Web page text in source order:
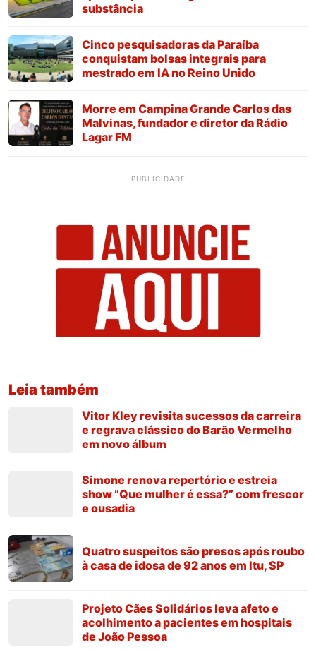
substância
Cinco pesquisadoras da Paraíba
conquistam bolsas integrais para
mestrado em IA no Reino Unido
Morre em Campina Grande Carlos das
Malvinas, fundador e diretor da Rádio
Lagar FM
PUBLICIDADE
Leia também
Vitor Kley revisita sucessos da carreira
e regrava clássico do Barão Vermelho
em novo álbum
Simone renova repertório e estreia
show “Que mulher é essa?” com frescor
e ousadia
Quatro suspeitos são presos após roubo
à casa de idosa de 92 anos em Itu, SP
Projeto Cães Solidários leva afeto e
acolhimento a pacientes em hospitais
de João Pessoa